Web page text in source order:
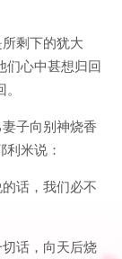
剩下的犹大
们心中甚想归回
子向别神烧香
米说：
话，我们必不
话，向天后烧